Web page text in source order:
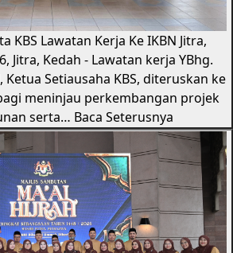
KBS Lawatan Kerja Ke IKBN Jitra,
Jitra, Kedah - Lawatan kerja YBhg.
Ketua Setiausaha KBS, diteruskan ke
meninjau perkembangan projek
serta… Baca Seterusnya